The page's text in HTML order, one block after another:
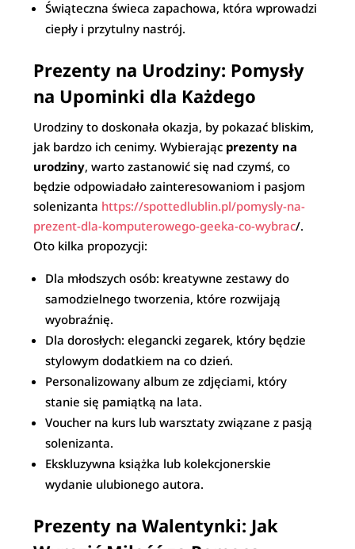
Świąteczna świeca zapachowa, która wprowadzi
ciepły i przytulny nastrój.
Prezenty na Urodziny: Pomysły
na Upominki dla Każdego
Urodziny to doskonała okazja, by pokazać bliskim,
jak bardzo ich cenimy. Wybierając prezenty na
urodziny, warto zastanowić się nad czymś, co
będzie odpowiadało zainteresowaniom i pasjom
solenizanta https://spottedlublin.pl/pomysly-na-
prezent-dla-komputerowego-geeka-co-wybrac/.
Oto kilka propozycji:
Dla młodszych osób: kreatywne zestawy do
samodzielnego tworzenia, które rozwijają
wyobraźnię.
Dla dorosłych: elegancki zegarek, który będzie
stylowym dodatkiem na co dzień.
Personalizowany album ze zdjęciami, który
stanie się pamiątką na lata.
Voucher na kurs lub warsztaty związane z pasją
solenizanta.
Ekskluzywna książka lub kolekcjonerskie
wydanie ulubionego autora.
Prezenty na Walentynki: Jak